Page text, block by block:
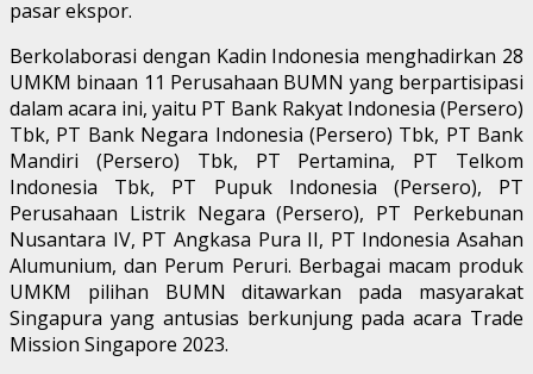
pasar ekspor.
Berkolaborasi dengan Kadin Indonesia menghadirkan 28
UMKM binaan 11 Perusahaan BUMN yang berpartisipasi
dalam acara ini, yaitu PT Bank Rakyat Indonesia (Persero)
Tbk, PT Bank Negara Indonesia (Persero) Tbk, PT Bank
Mandiri (Persero) Tbk, PT Pertamina, PT Telkom
Indonesia Tbk, PT Pupuk Indonesia (Persero), PT
Perusahaan Listrik Negara (Persero), PT Perkebunan
Nusantara IV, PT Angkasa Pura II, PT Indonesia Asahan
Alumunium, dan Perum Peruri. Berbagai macam produk
UMKM pilihan BUMN ditawarkan pada masyarakat
Singapura yang antusias berkunjung pada acara Trade
Mission Singapore 2023.